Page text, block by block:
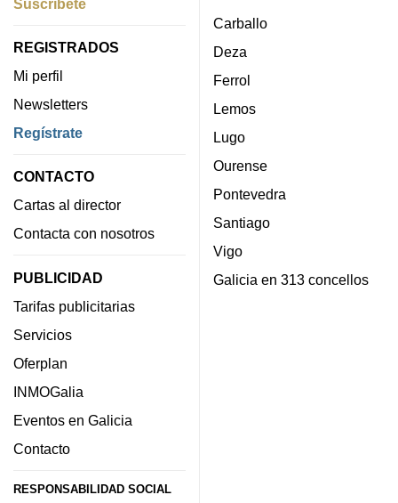
Suscríbete
REGISTRADOS
Mi perfil
Newsletters
Regístrate
CONTACTO
Cartas al director
Contacta con nosotros
PUBLICIDAD
Tarifas publicitarias
Servicios
Oferplan
INMOGalia
Eventos en Galicia
Contacto
RESPONSABILIDAD SOCIAL
Carballo
Deza
Ferrol
Lemos
Lugo
Ourense
Pontevedra
Santiago
Vigo
Galicia en 313 concellos